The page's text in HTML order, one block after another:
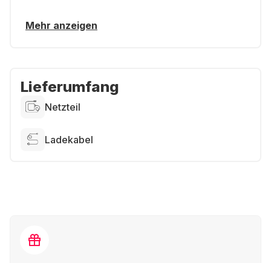
Mehr anzeigen
Lieferumfang
Netzteil
Ladekabel